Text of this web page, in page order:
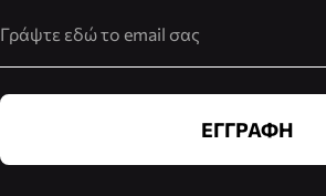
ΕΓΓΡΑΦΗ